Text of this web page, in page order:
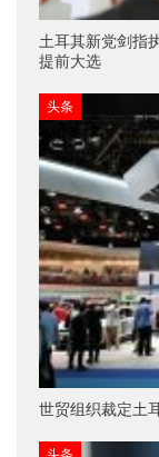
土耳其新党剑指
提前大选
头条
世贸组织裁定土